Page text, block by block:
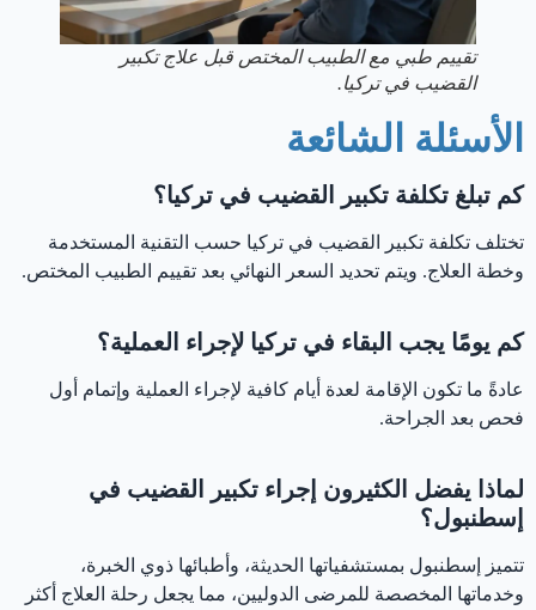
تقييم طبي مع الطبيب المختص قبل علاج تكبير
القضيب في تركيا.
الأسئلة الشائعة
كم تبلغ تكلفة تكبير القضيب في تركيا؟
تختلف تكلفة تكبير القضيب في تركيا حسب التقنية المستخدمة
وخطة العلاج. ويتم تحديد السعر النهائي بعد تقييم الطبيب المختص.
كم يومًا يجب البقاء في تركيا لإجراء العملية؟
عادةً ما تكون الإقامة لعدة أيام كافية لإجراء العملية وإتمام أول
فحص بعد الجراحة.
لماذا يفضل الكثيرون إجراء تكبير القضيب في
إسطنبول؟
تتميز إسطنبول بمستشفياتها الحديثة، وأطبائها ذوي الخبرة،
وخدماتها المخصصة للمرضى الدوليين، مما يجعل رحلة العلاج أكثر